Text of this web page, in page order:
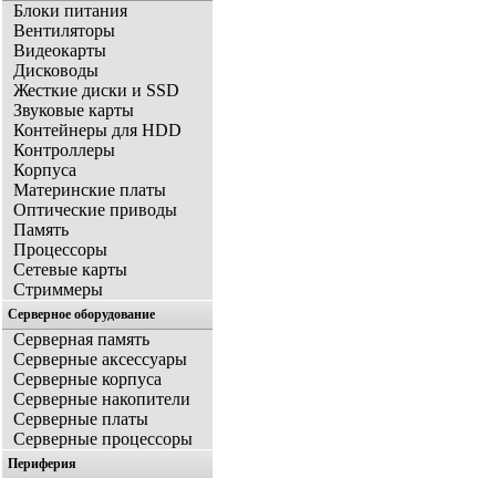
Блоки питания
Вентиляторы
Видеокарты
Дисководы
Жесткие диски и SSD
Звуковые карты
Контейнеры для HDD
Контроллеры
Корпуса
Материнские платы
Оптические приводы
Память
Процессоры
Сетевые карты
Стриммеры
Серверное оборудование
Серверная память
Серверные аксессуары
Серверные корпуса
Серверные накопители
Серверные платы
Серверные процессоры
Периферия